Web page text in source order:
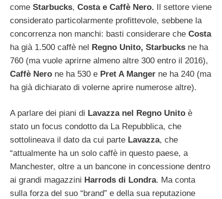
come Starbucks, Costa e Caffè Nero. Il settore viene
considerato particolarmente profittevole, sebbene la
concorrenza non manchi: basti considerare che Costa
ha già 1.500 caffè nel Regno Unito, Starbucks ne ha
760 (ma vuole aprirne almeno altre 300 entro il 2016),
Caffè Nero ne ha 530 e Pret A Manger ne ha 240 (ma
ha già dichiarato di volerne aprire numerose altre).
A parlare dei piani di Lavazza nel Regno Unito è
stato un focus condotto da La Repubblica, che
sottolineava il dato da cui parte Lavazza, che
“attualmente ha un solo caffè in questo paese, a
Manchester, oltre a un bancone in concessione dentro
ai grandi magazzini Harrods di Londra. Ma conta
sulla forza del suo “brand” e della sua reputazione